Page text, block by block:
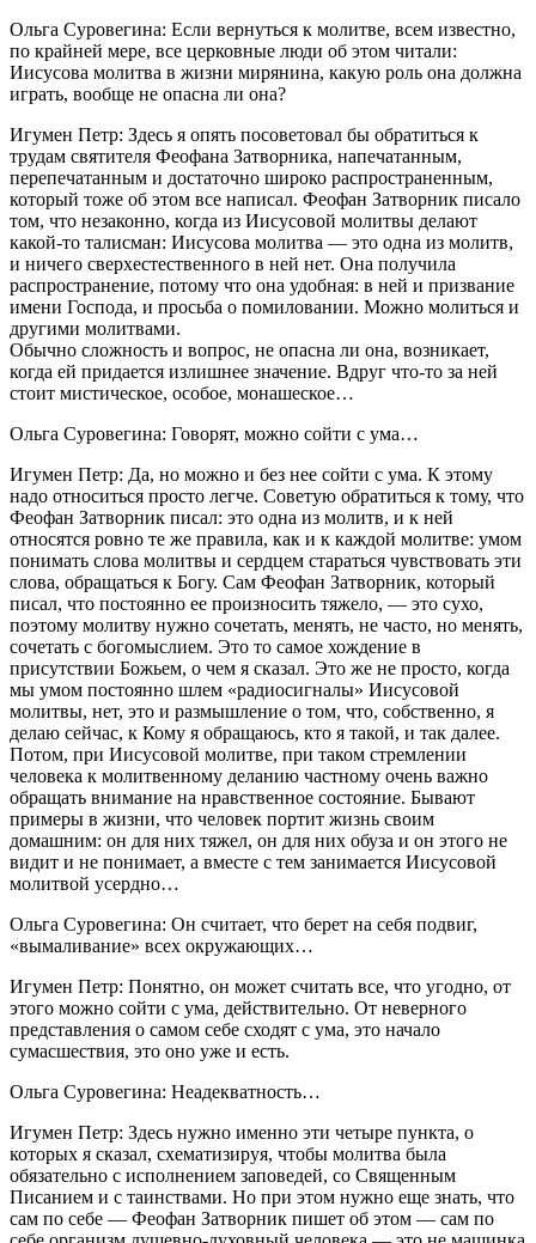
Ольга Суровегина: Если вернуться к молитве, всем известно,
по крайней мере, все церковные люди об этом читали:
Иисусова молитва в жизни мирянина, какую роль она должна
играть, вообще не опасна ли она?
Игумен Петр: Здесь я опять посоветовал бы обратиться к
трудам святителя Феофана Затворника, напечатанным,
перепечатанным и достаточно широко распространенным,
который тоже об этом все написал. Феофан Затворник писало
том, что незаконно, когда из Иисусовой молитвы делают
какой-то талисман: Иисусова молитва — это одна из молитв,
и ничего сверхестественного в ней нет. Она получила
распространение, потому что она удобная: в ней и призвание
имени Господа, и просьба о помиловании. Можно молиться и
другими молитвами.
Обычно сложность и вопрос, не опасна ли она, возникает,
когда ей придается излишнее значение. Вдруг что-то за ней
стоит мистическое, особое, монашеское…
Ольга Суровегина: Говорят, можно сойти с ума…
Игумен Петр: Да, но можно и без нее сойти с ума. К этому
надо относиться просто легче. Советую обратиться к тому, что
Феофан Затворник писал: это одна из молитв, и к ней
относятся ровно те же правила, как и к каждой молитве: умом
понимать слова молитвы и сердцем стараться чувствовать эти
слова, обращаться к Богу. Сам Феофан Затворник, который
писал, что постоянно ее произносить тяжело, — это сухо,
поэтому молитву нужно сочетать, менять, не часто, но менять,
сочетать с богомыслием. Это то самое хождение в
присутствии Божьем, о чем я сказал. Это же не просто, когда
мы умом постоянно шлем «радиосигналы» Иисусовой
молитвы, нет, это и размышление о том, что, собственно, я
делаю сейчас, к Кому я обращаюсь, кто я такой, и так далее.
Потом, при Иисусовой молитве, при таком стремлении
человека к молитвенному деланию частному очень важно
обращать внимание на нравственное состояние. Бывают
примеры в жизни, что человек портит жизнь своим
домашним: он для них тяжел, он для них обуза и он этого не
видит и не понимает, а вместе с тем занимается Иисусовой
молитвой усердно…
Ольга Суровегина: Он считает, что берет на себя подвиг,
«вымаливание» всех окружающих…
Игумен Петр: Понятно, он может считать все, что угодно, от
этого можно сойти с ума, действительно. От неверного
представления о самом себе сходят с ума, это начало
сумасшествия, это оно уже и есть.
Ольга Суровегина: Неадекватность…
Игумен Петр: Здесь нужно именно эти четыре пункта, о
которых я сказал, схематизируя, чтобы молитва была
обязательно с исполнением заповедей, со Священным
Писанием и с таинствами. Но при этом нужно еще знать, что
сам по себе — Феофан Затворник пишет об этом — сам по